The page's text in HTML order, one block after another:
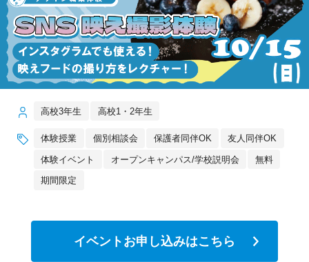
高校3年生 高校1・2年生
体験授業 個別相談会 保護者同伴OK 友人同伴OK
体験イベント オープンキャンパス/学校説明会 無料
期間限定
イベントお申し込みはこちら